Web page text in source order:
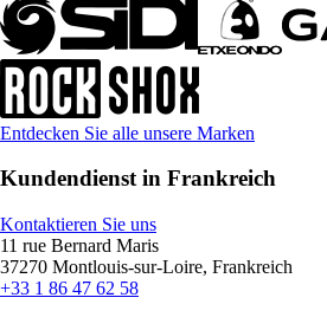
Entdecken Sie alle unsere Marken
Kundendienst in Frankreich
Kontaktieren Sie uns
11 rue Bernard Maris
37270 Montlouis-sur-Loire, Frankreich
+33 1 86 47 62 58